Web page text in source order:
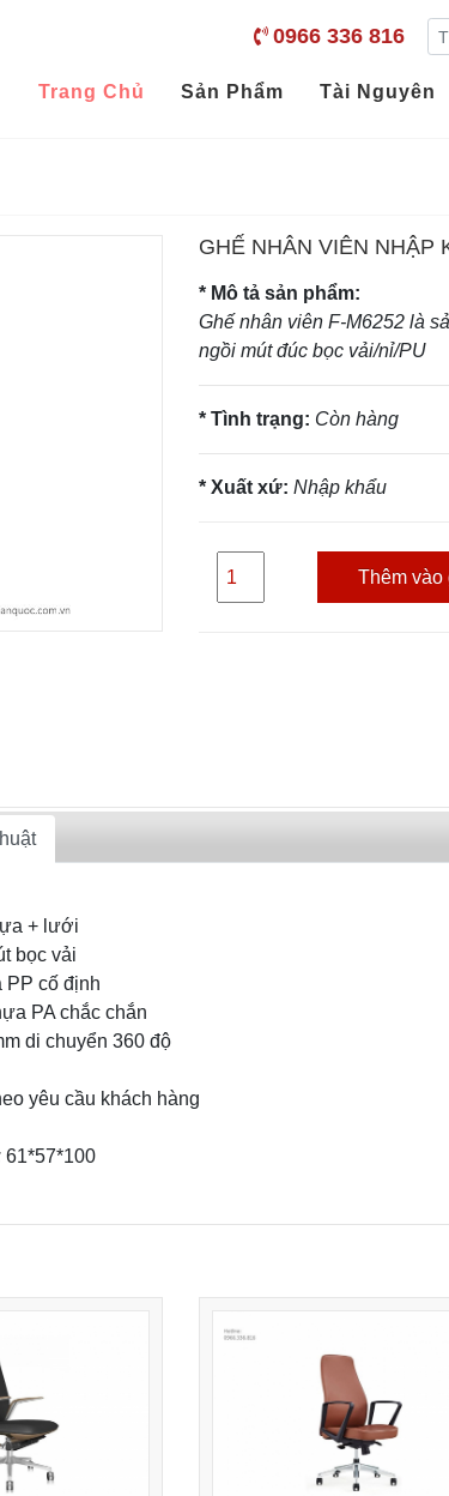
0966 336 816
Trang Chủ Sản Phẩm Tài Nguyên
GHẾ NHÂN VIÊN NHẬP
* Mô tả sản phẩm:
Ghế nhân viên F-M6252 là
ngồi mút đúc bọc vải/nỉ/PU
* Tình trạng: Còn hàng
* Xuất xứ: Nhập khẩu
Thêm vào
+ lưới
bọc vải
PP cố định
PA chắc chắn
di chuyển 360 độ
yêu cầu khách hàng
61*57*100